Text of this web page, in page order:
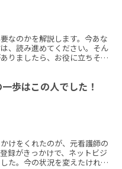
なのかを解説します。今あな
、読み進めてください。そん
りましたら、お役に立ちそう
歩はこの人でした！
けをくれたのが、元看護師の
録がきっかけで、ネットビジ
た。今の状況を変えたけれ